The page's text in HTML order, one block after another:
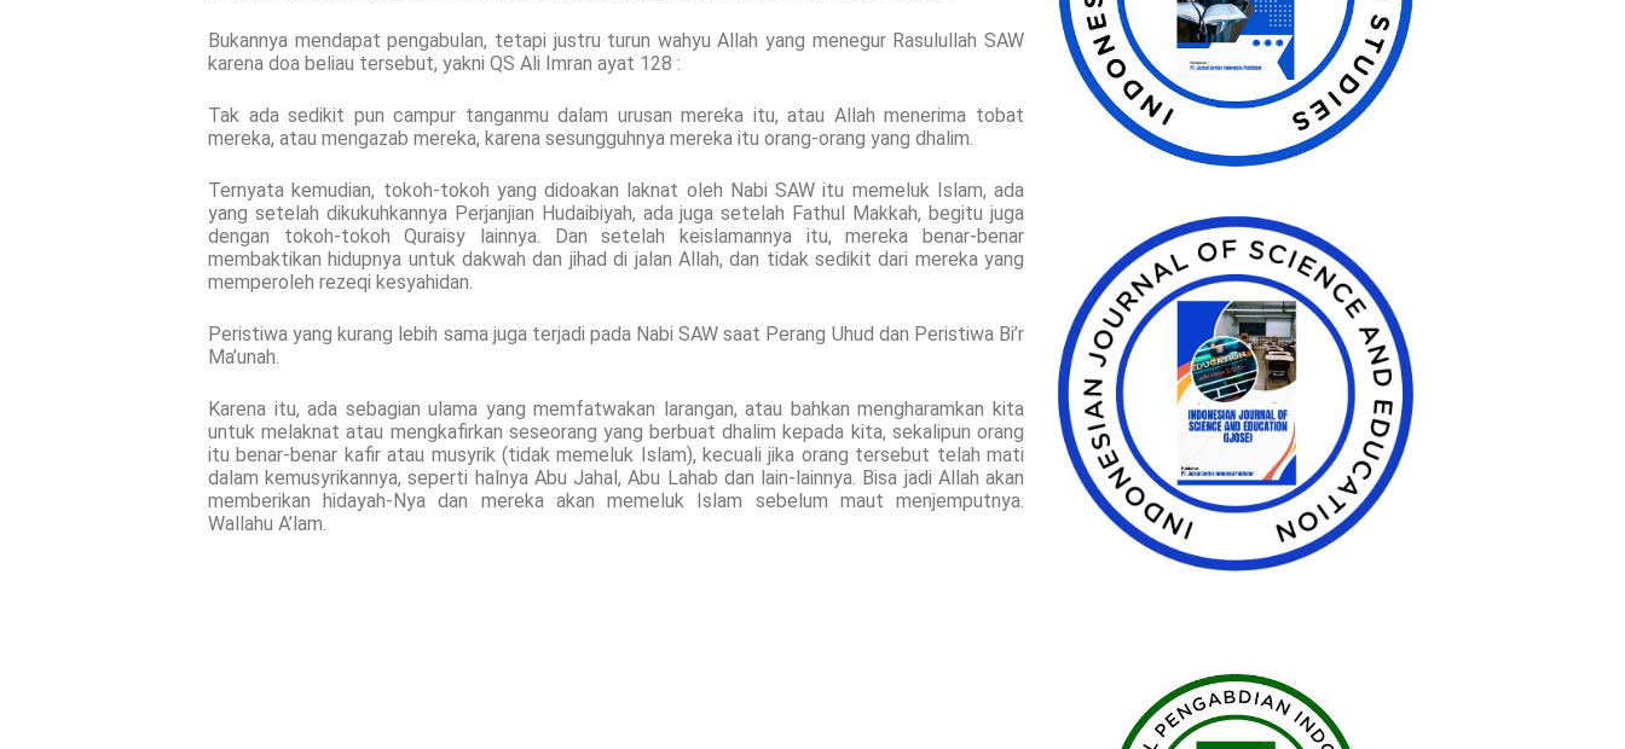
Bukannya mendapat pengabulan, tetapi justru turun wahyu Allah yang menegur Rasulullah SAW
karena doa beliau tersebut, yakni QS Ali Imran ayat 128 :
Tak ada sedikit pun campur tanganmu dalam urusan mereka itu, atau Allah menerima tobat
mereka, atau mengazab mereka, karena sesungguhnya mereka itu orang-orang yang dhalim.
Ternyata kemudian, tokoh-tokoh yang didoakan laknat oleh Nabi SAW itu memeluk Islam, ada
yang setelah dikukuhkannya Perjanjian Hudaibiyah, ada juga setelah Fathul Makkah, begitu juga
dengan tokoh-tokoh Quraisy lainnya. Dan setelah keislamannya itu, mereka benar-benar
membaktikan hidupnya untuk dakwah dan jihad di jalan Allah, dan tidak sedikit dari mereka yang
memperoleh rezeqi kesyahidan.
Peristiwa yang kurang lebih sama juga terjadi pada Nabi SAW saat Perang Uhud dan Peristiwa Bi’r
Ma’unah.
Karena itu, ada sebagian ulama yang memfatwakan larangan, atau bahkan mengharamkan kita
untuk melaknat atau mengkafirkan seseorang yang berbuat dhalim kepada kita, sekalipun orang
itu benar-benar kafir atau musyrik (tidak memeluk Islam), kecuali jika orang tersebut telah mati
dalam kemusyrikannya, seperti halnya Abu Jahal, Abu Lahab dan lain-lainnya. Bisa jadi Allah akan
memberikan hidayah-Nya dan mereka akan memeluk Islam sebelum maut menjemputnya.
Wallahu A’lam.